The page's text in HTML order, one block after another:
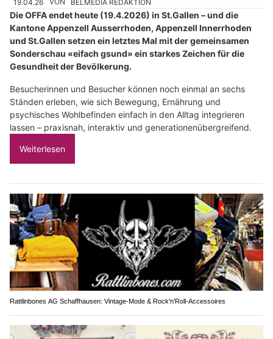
19.04.26 VON BELMEDIA REDAKTION
Die OFFA endet heute (19.4.2026) in St.Gallen – und die
Kantone Appenzell Ausserrhoden, Appenzell Innerrhoden
und St.Gallen setzen ein letztes Mal mit der gemeinsamen
Sonderschau «eifach gsund» ein starkes Zeichen für die
Gesundheit der Bevölkerung.
Besucherinnen und Besucher können noch einmal an sechs
Ständen erleben, wie sich Bewegung, Ernährung und
psychisches Wohlbefinden einfach in den Alltag integrieren
lassen – praxisnah, interaktiv und generationenübergreifend.
Weiterlesen
Rattlinbones AG Schaffhausen: Vintage-Mode & Rock'n'Roll-Accessoires